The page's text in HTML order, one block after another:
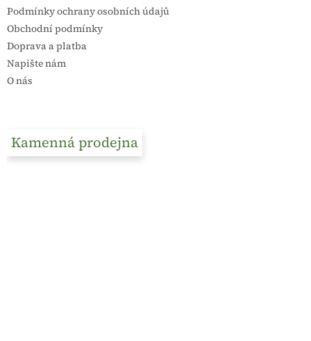
s
u
Podmínky ochrany osobních údajů
Obchodní podmínky
Doprava a platba
Napište nám
O nás
Kamenná prodejna